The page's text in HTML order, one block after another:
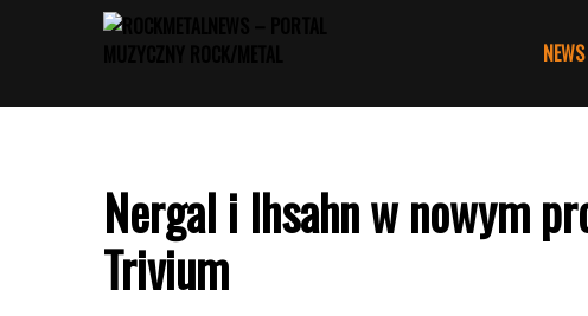
NEWS
Nergal i Ihsahn w nowym
Trivium